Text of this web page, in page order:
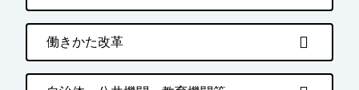
働きかた改革